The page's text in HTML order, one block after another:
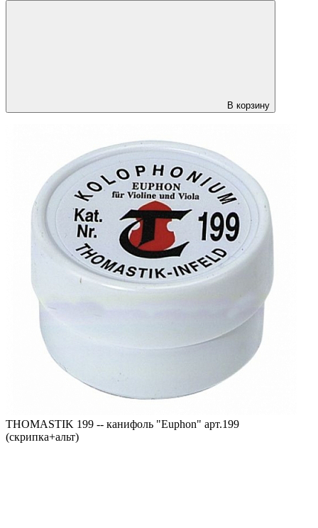
В корзину
THOMASTIK 199 -- канифоль "Еuphon" арт.199
(скрипка+альт)